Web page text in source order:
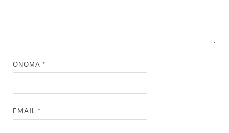
ΌΝΟΜΑ*
EMAIL*